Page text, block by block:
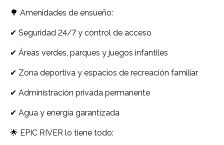
🌳 Amenidades de ensueño:
✔ Seguridad 24/7 y control de acceso
✔ Áreas verdes, parques y juegos infantiles
✔ Zona deportiva y espacios de recreación familiar
✔ Administración privada permanente
✔ Agua y energía garantizada
🌟 EPIC RIVER lo tiene todo: